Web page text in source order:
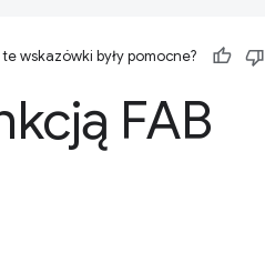
wskazówki były pomocne?
FAB